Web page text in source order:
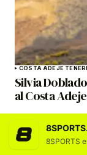
COSTA ADEJE
Silvia
al Costa
8SPORTS